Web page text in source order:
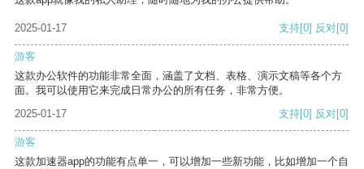
2025-01-17 支持[0] 反对[0]
游客
这款办公软件的功能非常全面，涵盖了文档、表格、演示文稿等各个方
面。我可以使用它来完成日常办公的所有任务，非常方便。
2025-01-17
支持[0] 反对[0]
游客
这款加速器app的功能有点单一，可以增加一些新功能，比如增加一个自